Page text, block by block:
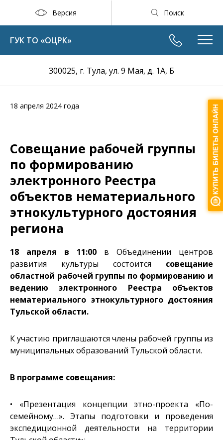
Версия Поиск
300025, г. Тула, ул. 9 Мая, д. 1А, Б
ГУК ТО «ОЦРК»
18 апреля 2024 года
Совещание рабочей группы
по формированию
электронного Реестра
объектов нематериального
этнокультурного достояния
региона
18 апреля в 11:00 в Объединении центров
развития культуры состоится совещание
областной рабочей группы по формированию и
ведению электронного Реестра объектов
нематериального этнокультурного достояния
Тульской области.
К участию приглашаются члены рабочей группы из
муниципальных образований Тульской области.
В программе совещания:
• «Презентация концепции этно-проекта «По-
семейному…». Этапы подготовки и проведения
экспедиционной деятельности на территории